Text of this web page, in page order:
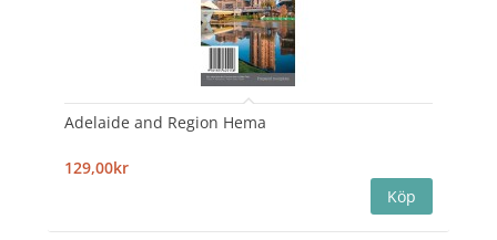
Adelaide and Region Hema
129,00kr